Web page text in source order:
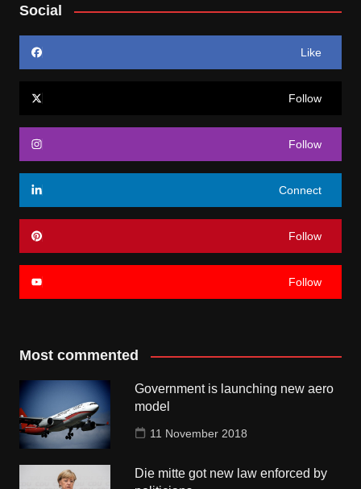
Social
Like
Follow
Follow
Connect
Follow
Follow
Most commented
Government is launching new aero
model
11 November 2018
Die mitte got new law enforced by